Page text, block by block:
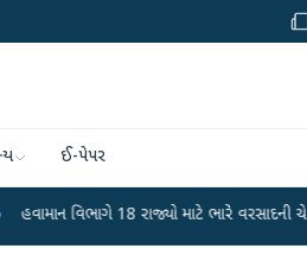
ઈ-પેપર
18 રાજ્યો માટે ભારે વરસાદની ચેતવણી જારી કરી